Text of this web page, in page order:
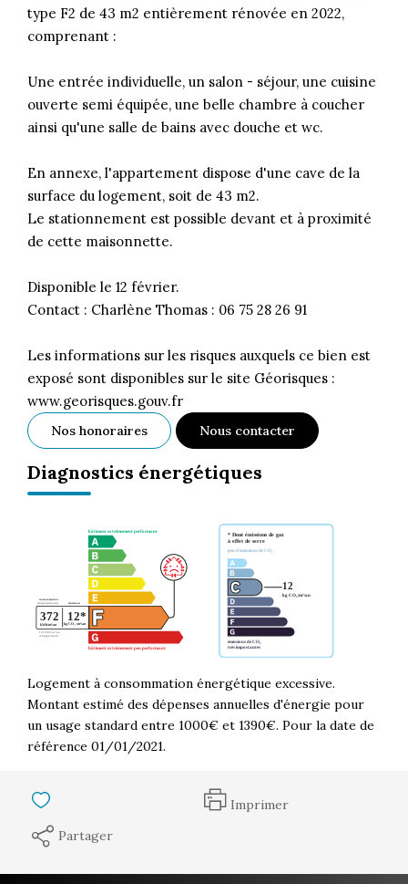
type F2 de 43 m2 entièrement rénovée en 2022,
comprenant :
Une entrée individuelle, un salon - séjour, une cuisine
ouverte semi équipée, une belle chambre à coucher
ainsi qu'une salle de bains avec douche et wc.
En annexe, l'appartement dispose d'une cave de la
surface du logement, soit de 43 m2.
Le stationnement est possible devant et à proximité
de cette maisonnette.
Disponible le 12 février.
Contact : Charlène Thomas : 06 75 28 26 91
Les informations sur les risques auxquels ce bien est
exposé sont disponibles sur le site Géorisques :
www.georisques.gouv.fr
Nos honoraires Nous contacter
Diagnostics énergétiques
Logement à consommation énergétique excessive.
Montant estimé des dépenses annuelles d'énergie pour
un usage standard entre 1000€ et 1390€. Pour la date de
référence 01/01/2021.
Imprimer
Partager